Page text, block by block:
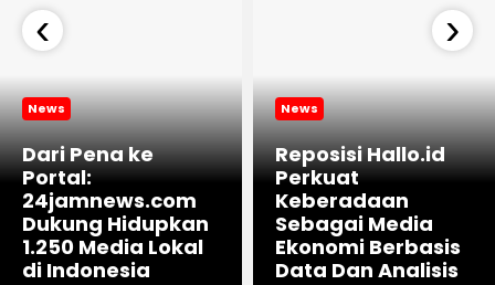
News
Dari Pena ke
Portal:
24jamnews.com
Dukung Hidupkan
1.250 Media Lokal
di Indonesia
News
Reposisi Hallo.id
Perkuat
Keberadaan
Sebagai Media
Ekonomi Berbasis
Data Dan Analisis
‹ ›